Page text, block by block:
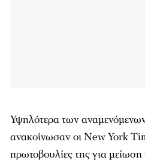
Υψηλότερα των
ανακοίνωσαν οι New York
πρωτοβουλίες της για μείωση